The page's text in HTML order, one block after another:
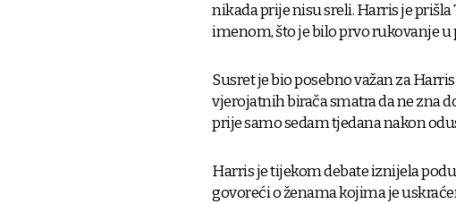
nikada prije nisu sreli. Harris je
imenom, što je bilo prvo rukovanje u
Susret je bio posebno važan za
vjerojatnih birača smatra da ne zna
prije samo sedam tjedana nakon
Harris je tijekom debate iznijela
govoreći o ženama kojima je